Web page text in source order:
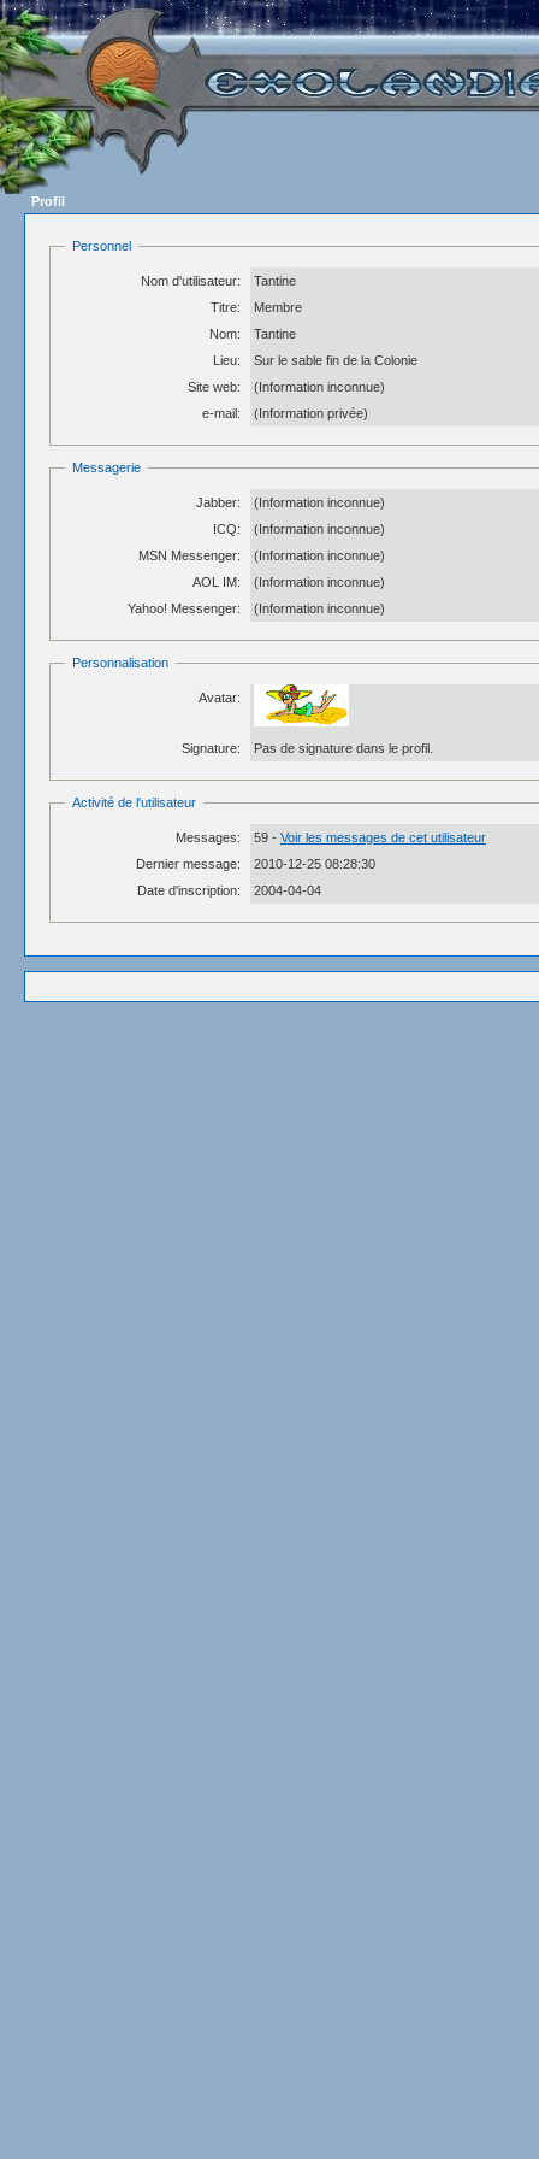
Profil
Personnel
Nom d'utilisateur:
Tantine
Titre:
Membre
Nom:
Tantine
Lieu:
Sur le sable fin de la Colonie
Site web:
(Information inconnue)
e-mail:
(Information privée)
Messagerie
Jabber:
(Information inconnue)
ICQ:
(Information inconnue)
MSN Messenger:
(Information inconnue)
AOL IM:
(Information inconnue)
Yahoo! Messenger:
(Information inconnue)
Personnalisation
Avatar:
Signature: Pas de signature dans le profil.
Activité de l'utilisateur
Messages: 59 - Voir les messages de cet utilisateur
Dernier message:
2010-12-25 08:28:30
Date d'inscription:
2004-04-04